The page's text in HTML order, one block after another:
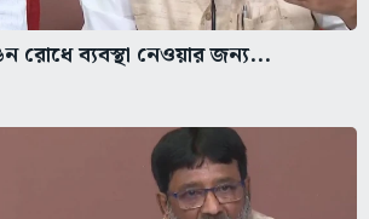
রোধে ব্যবস্থা নেওয়ার জন্য...